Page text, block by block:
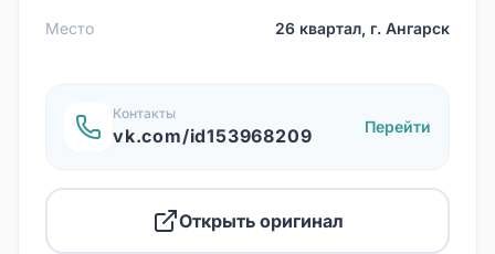
Место 26 квартал, г. Ангарск
Контакты
vk.com/id153968209 Перейти
Открыть оригинал